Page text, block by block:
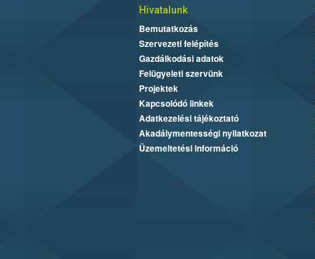
Hivatalunk
Bemutatkozás
Szervezeti felépítés
Gazdálkodási adatok
Felügyeleti szervünk
Projektek
Kapcsolódó linkek
Adatkezelési tájékoztató
Akadálymentességi nyilatkozat
Üzemeltetési információ